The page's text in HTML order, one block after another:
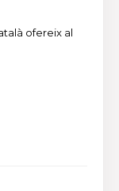
ofereix al